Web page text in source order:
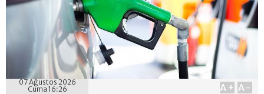
07 Ağustos 2026
Cuma 16:26
A+ A-